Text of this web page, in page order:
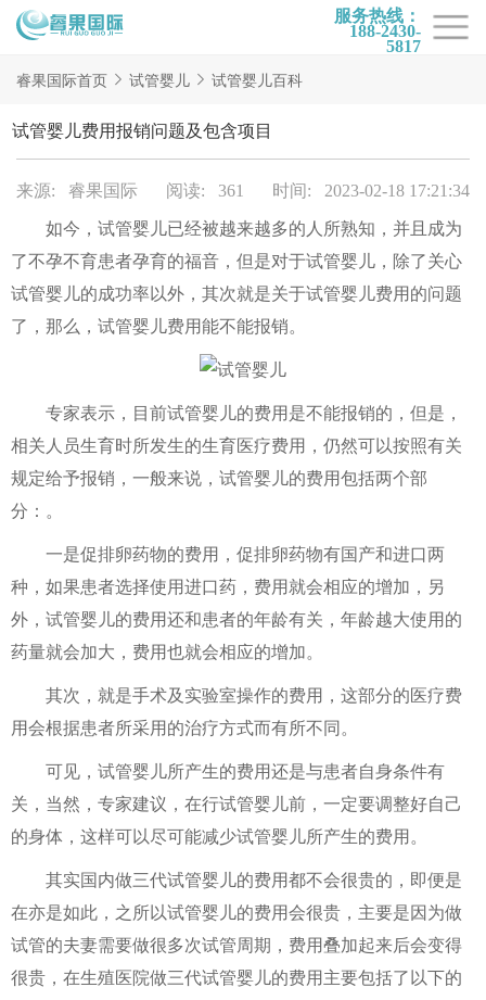
服务热线：
188-2430-
5817
首页
试管项目
试管百科
试管医院
睿果国际
睿果国际首页 试管婴儿 试管婴儿百科
试管婴儿费用报销问题及包含项目
来源: 睿果国际 阅读: 361 时间: 2023-02-18 17:21:34
如今，试管婴儿已经被越来越多的人所熟知，并且成为
了不孕不育患者孕育的福音，但是对于试管婴儿，除了关心
试管婴儿的成功率以外，其次就是关于试管婴儿费用的问题
了，那么，试管婴儿费用能不能报销。
专家表示，目前试管婴儿的费用是不能报销的，但是，
相关人员生育时所发生的生育医疗费用，仍然可以按照有关
规定给予报销，一般来说，试管婴儿的费用包括两个部
分：。
一是促排卵药物的费用，促排卵药物有国产和进口两
种，如果患者选择使用进口药，费用就会相应的增加，另
外，试管婴儿的费用还和患者的年龄有关，年龄越大使用的
药量就会加大，费用也就会相应的增加。
其次，就是手术及实验室操作的费用，这部分的医疗费
用会根据患者所采用的治疗方式而有所不同。
可见，试管婴儿所产生的费用还是与患者自身条件有
关，当然，专家建议，在行试管婴儿前，一定要调整好自己
的身体，这样可以尽可能减少试管婴儿所产生的费用。
其实国内做三代试管婴儿的费用都不会很贵的，即便是
在亦是如此，之所以试管婴儿的费用会很贵，主要是因为做
试管的夫妻需要做很多次试管周期，费用叠加起来后会变得
很贵，在生殖医院做三代试管婴儿的费用主要包括了以下的